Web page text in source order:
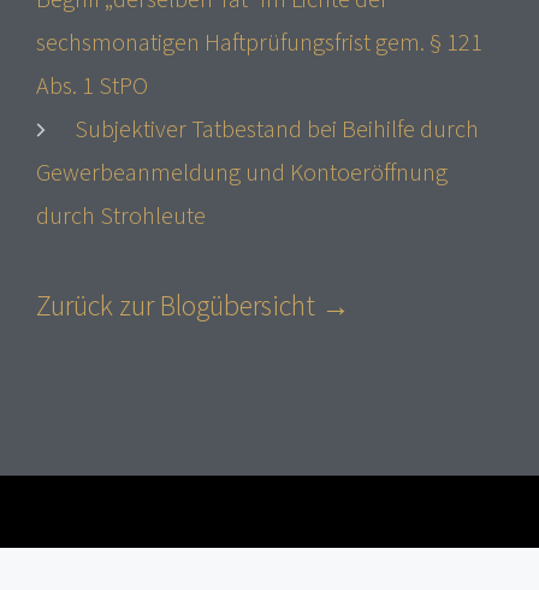
sechsmonatigen Haftprüfungsfrist gem. § 121
Abs. 1 StPO
Subjektiver Tatbestand bei Beihilfe durch
Gewerbeanmeldung und Kontoeröffnung
durch Strohleute
Zurück zur Blogübersicht →